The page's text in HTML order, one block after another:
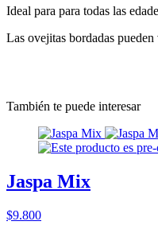
Ideal para para todas las
Las ovejitas bordadas
También te puede interesar
Jaspa Mix
$9.800